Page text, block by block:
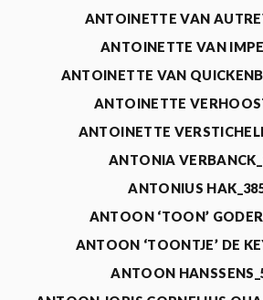
ANTOINETTE VAN
ANTOINETTE VAN
ANTOINETTE VAN
ANTOINETTE
ANTOINETTE
ANTONIA
ANTONIUS
ANTOON ‘TOON’
ANTOON ‘TOONTJE’ DE
ANTOON